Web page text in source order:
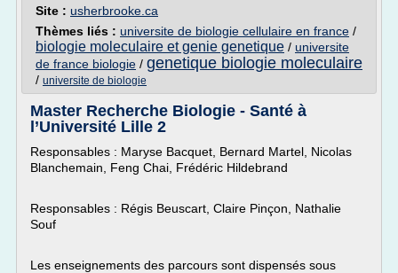
Site : usherbrooke.ca
Thèmes liés : universite de biologie cellulaire en france /
biologie moleculaire et genie genetique / universite
de france biologie / genetique biologie moleculaire
/ universite de biologie
Master Recherche Biologie - Santé à
l’Université Lille 2
Responsables : Maryse Bacquet, Bernard Martel, Nicolas
Blanchemain, Feng Chai, Frédéric Hildebrand
Responsables : Régis Beuscart, Claire Pinçon, Nathalie
Souf
Les enseignements des parcours sont dispensés sous